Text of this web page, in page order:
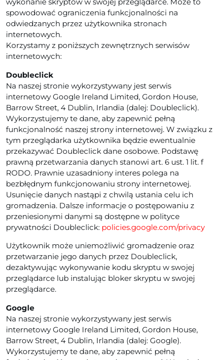
spowodować ograniczenia funkcjonalności na
odwiedzanych przez użytkownika stronach
internetowych.
Korzystamy z poniższych zewnętrznych serwisów
internetowych:
Doubleclick
Na naszej stronie wykorzystywany jest serwis
internetowy Google Ireland Limited, Gordon House,
Barrow Street, 4 Dublin, Irlandia (dalej: Doubleclick).
Wykorzystujemy te dane, aby zapewnić pełną
funkcjonalność naszej strony internetowej. W związku z
tym przeglądarka użytkownika będzie ewentualnie
przekazywać Doubleclick dane osobowe. Podstawę
prawną przetwarzania danych stanowi art. 6 ust. 1 lit. f
RODO. Prawnie uzasadniony interes polega na
bezbłędnym funkcjonowaniu strony internetowej.
Usunięcie danych nastąpi z chwilą ustania celu ich
gromadzenia. Dalsze informacje o postępowaniu z
przeniesionymi danymi są dostępne w polityce
prywatności Doubleclick: policies.google.com/privacy
Użytkownik może uniemożliwić gromadzenie oraz
przetwarzanie jego danych przez Doubleclick,
dezaktywując wykonywanie kodu skryptu w swojej
przeglądarce lub instalując bloker skryptu w swojej
przeglądarce.
Google
Na naszej stronie wykorzystywany jest serwis
internetowy Google Ireland Limited, Gordon House,
Barrow Street, 4 Dublin, Irlandia (dalej: Google).
Wykorzystujemy te dane, aby zapewnić pełną